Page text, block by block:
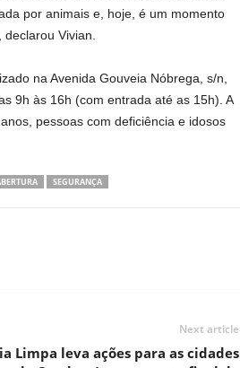
por animais e, hoje, é um momento
Vivian.
na Avenida Gouveia Nóbrega, s/n,
9h às 16h (com entrada até as 15h). A
pessoas com deficiência e idosos
SEGURANÇA
Next article
Limpa leva ações para as cidades